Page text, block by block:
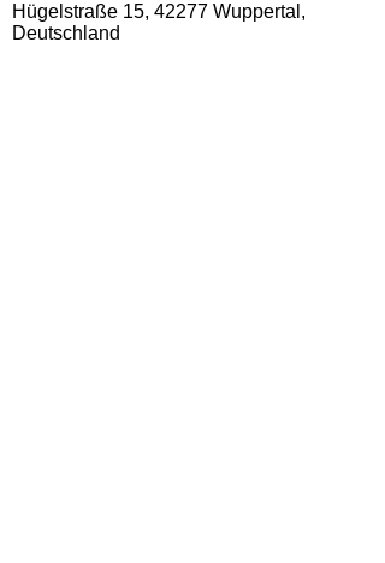
Hügelstraße 15, 42277 Wuppertal,
Deutschland